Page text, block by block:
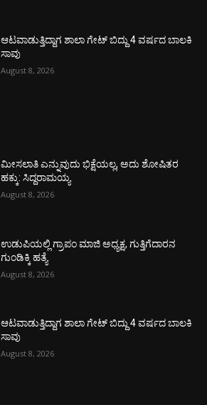
ಆಟವಾಡುತ್ತಿದ್ದಾಗ ಶಾಲಾ ಗೇಟ್‌ ಬಿದ್ದು 4 ವರ್ಷದ ಬಾಲಕಿ
ಸಾವು
August 8, 2026
ಮೀಸಲಾತಿ ಎನ್ನುವುದು ಭಿಕ್ಷೆಯಲ್ಲ, ಅದು ಶೋಷಿತರ
ಹಕ್ಕು: ಸಿದ್ದರಾಮಯ್ಯ
August 8, 2026
ಉಡುಪಿಯಲ್ಲಿ ಗ್ರಾಪಂ ಮಾಜಿ ಅಧ್ಯಕ್ಷ, ಗುತ್ತಿಗೆದಾರನ
ಗುಂಡಿಕ್ಕಿ ಹತ್ಯೆ
August 8, 2026
ಆಟವಾಡುತ್ತಿದ್ದಾಗ ಶಾಲಾ ಗೇಟ್‌ ಬಿದ್ದು 4 ವರ್ಷದ ಬಾಲಕಿ
ಸಾವು
August 8, 2026